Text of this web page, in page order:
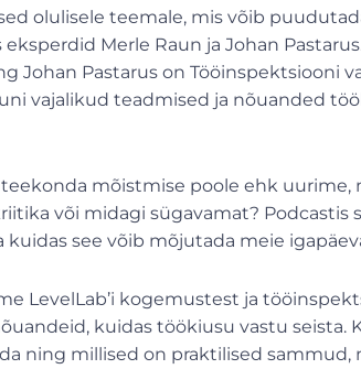
olulisele teemale, mis võib
Merle Raun ja Johan
Johan Pastarus on Tööinspektsiooni
vajalikud teadmised ja nõuanded
mõistmise poole ehk uurime,
või midagi sügavamat? Podcastis
see võib mõjutada meie
LevelLab’i kogemustest ja
kuidas töökiusu vastu seista.
ning millised on praktilised sammud,